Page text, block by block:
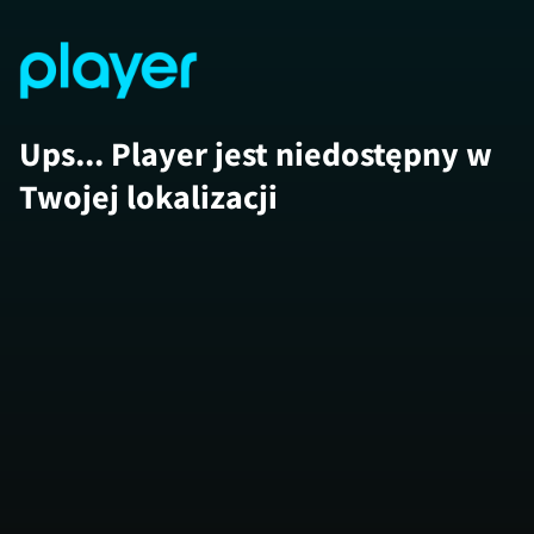
Ups... Player jest niedostępny w
Twojej lokalizacji